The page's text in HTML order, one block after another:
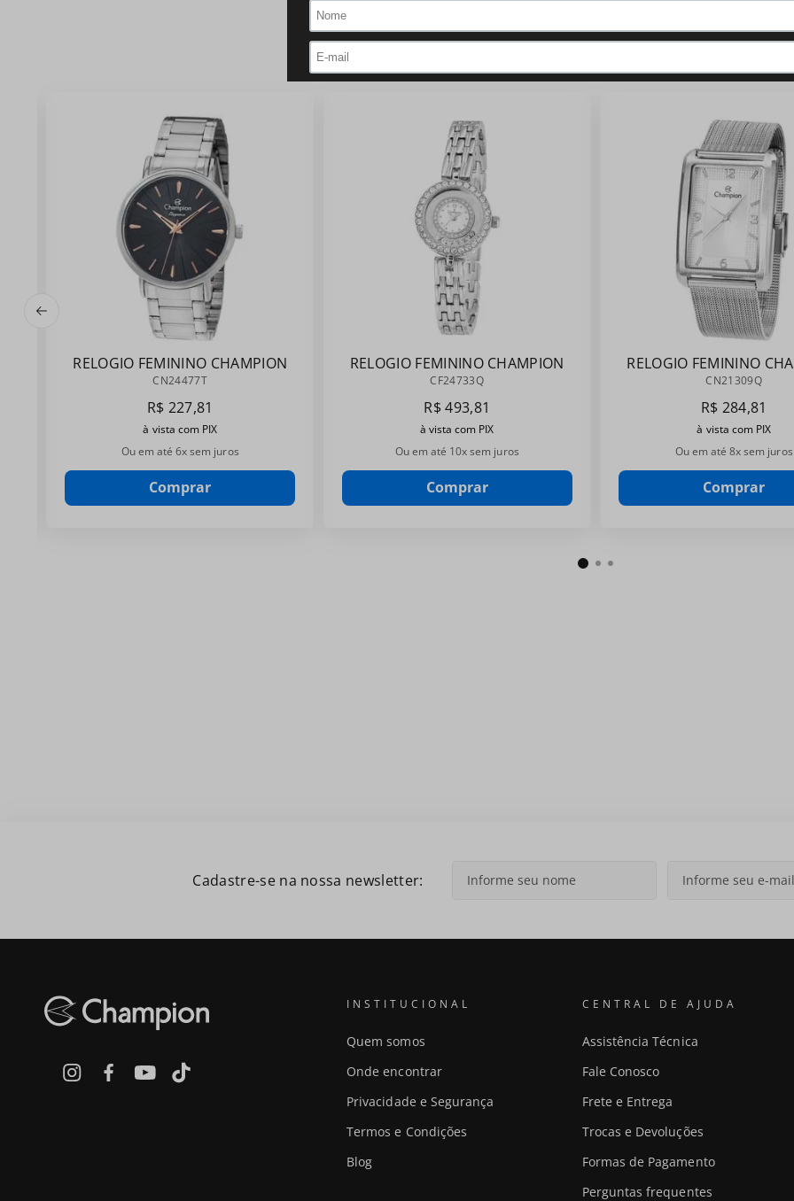
QUEM VIU, VIU TAMBÉM:
RELOGIO FEMININO CHAMPION
CN24477T
CN24477T
R$ 227,81
à vista com PIX
Ou em até6x sem juros
Comprar
RELOGIO FEMININO CHAMPION
CF24733Q
CF24733Q
R$ 493,81
à vista com PIX
Ou em até 10x sem juros
Comprar
RELOGIO FEMININO
CN21309Q
CN21309Q
R$ 284,81
à vista com PIX
Ou em até8x sem juros
Comprar
Cadastre-se na nossa newsletter:
INSTITUCIONAL
Quem somos
Onde encontrar
Privacidade e Segurança
Termos e Condições
Blog
CENTRAL DE AJUDA
Assistência Técnica
Fale Conosco
Frete e Entrega
Trocas e Devoluções
Formas de Pagamento
Perguntas frequentes